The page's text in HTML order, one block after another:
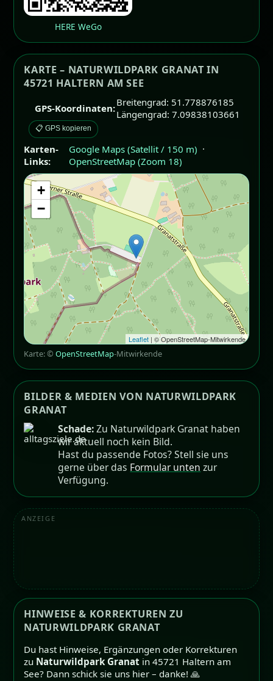
HERE WeGo
KARTE – NATURWILDPARK GRANAT IN
45721 HALTERN AM SEE
GPS-Koordinaten:Breitengrad: 51.778876185
Längengrad: 7.09838103661
📋 GPS kopieren
Karten-
Links:
Google Maps (Satellit / 150 m) ·
OpenStreetMap (Zoom 18)
+
−
Leaflet| © OpenStreetMap-Mitwirkende
Karte: ©OpenStreetMap-Mitwirkende
BILDER & MEDIEN VON NATURWILDPARK
GRANAT
Schade:Zu Naturwildpark Granat haben
wir aktuell noch kein Bild.
Hast du passende Fotos? Stell sie uns
gerne über das Formular unten zur
Verfügung.
ANZEIGE
HINWEISE & KORREKTUREN ZU
NATURWILDPARK GRANAT
Du hast Hinweise, Ergänzungen oder Korrekturen
zu Naturwildpark Granat in 45721 Haltern am
See? Dann schick sie uns hier – danke! 🙏